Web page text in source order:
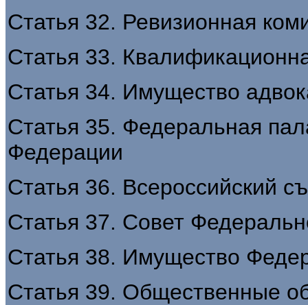
Статья 32. Ревизионная
Статья 33.
Статья 34. Имущество
Статья 35. Федеральная
Федерации
Статья 36. Всероссийский
Статья 37. Совет
Статья 38. Имущество
Статья 39. Общественные